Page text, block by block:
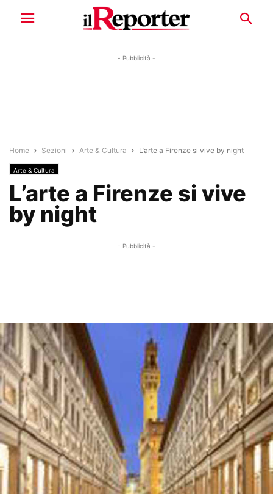
- Pubblicità -
Home Sezioni Arte & Cultura L’arte a Firenze si vive by night
Arte & Cultura
L’arte a Firenze si vive
by night
- Pubblicità -